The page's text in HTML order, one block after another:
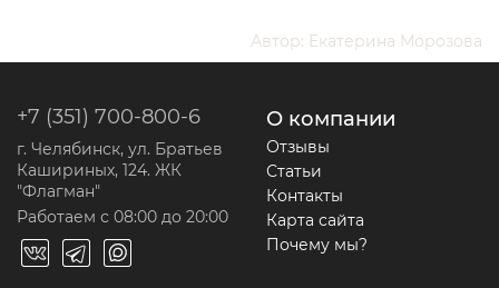
Автор: Екатерина Морозова
+7 (351) 700-800-6
г. Челябинск, ул. Братьев
Кашириных, 124. ЖК
"Флагман"
Работаем с 08:00 до 20:00
О компании
Отзывы
Статьи
Контакты
Карта сайта
Почему мы?